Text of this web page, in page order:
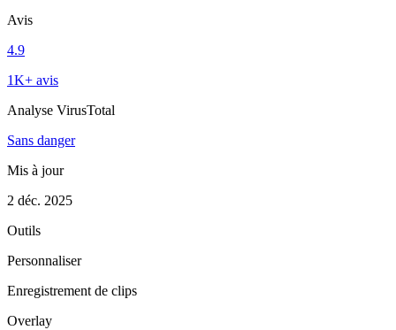
Avis
4.9
1K+ avis
Analyse VirusTotal
Sans danger
Mis à jour
2 déc. 2025
Outils
Personnaliser
Enregistrement de clips
Overlay